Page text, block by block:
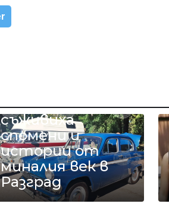
автомобили
съживиха
спомени и
истории от
миналия век в
Разград